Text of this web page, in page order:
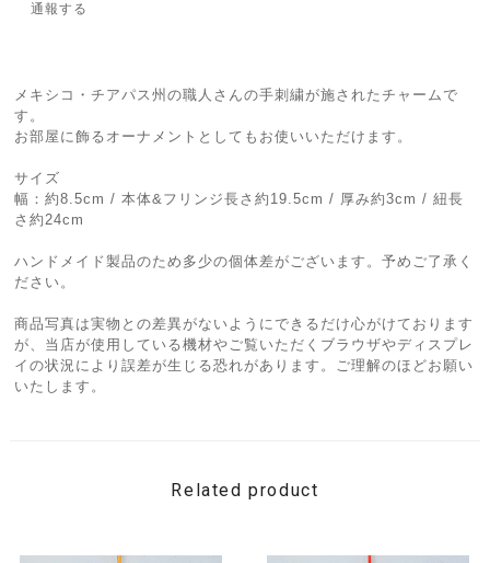
通報する
メキシコ・チアパス州の職人さんの手刺繍が施されたチャームで
す。
お部屋に飾るオーナメントとしてもお使いいただけます。
サイズ
幅：約8.5cm / 本体&フリンジ長さ約19.5cm / 厚み約3cm / 紐長
さ約24cm
ハンドメイド製品のため多少の個体差がございます。予めご了承く
ださい。
商品写真は実物との差異がないようにできるだけ心がけております
が、当店が使用している機材やご覧いただくブラウザやディスプレ
イの状況により誤差が生じる恐れがあります。ご理解のほどお願い
いたします。
Related product